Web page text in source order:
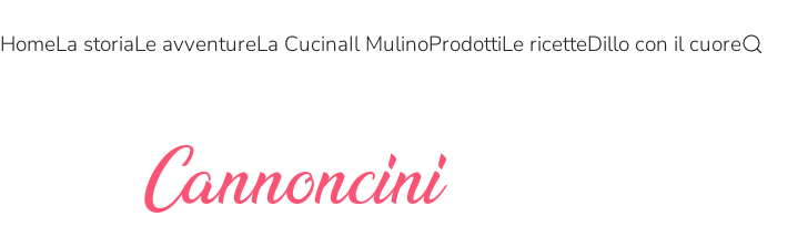
HomeLa storiaLe avventureLa CucinaIl MulinoProdottiLe ricetteDillo con il cuore
Cannoncini